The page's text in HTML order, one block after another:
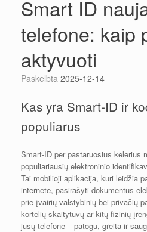
Smart ID
telefone: kaip
aktyvuoti
Paskelbta 2025-12-14
Kas yra Smart-ID ir
populiarus
Smart-ID per pastaruosius kelerius
populiariausių elektroninio
Tai mobilioji aplikacija, kuri leidžia
internete, pasirašyti dokumentus
prie įvairių valstybinių bei privačių
kortelių skaitytuvų ar kitų fizinių
jūsų telefone – patogu, greita ir